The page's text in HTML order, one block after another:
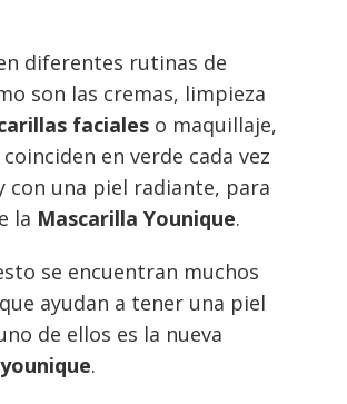
diferentes rutinas de
son las cremas, limpieza
faciales o maquillaje,
en verde cada vez
con una piel radiante, para
la Mascarilla Younique.
se encuentran muchos
ayudan a tener una piel
de ellos es la nueva
.